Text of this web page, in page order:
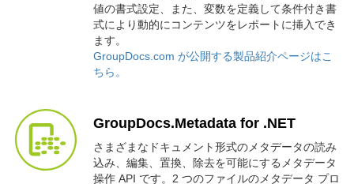
値の書式設定、また、変数を定義して条件付き書
式により動的にコンテンツをレポートに挿入でき
ます。
GroupDocs.com が公開する製品紹介ページはこ
ちら。
GroupDocs.Metadata for .NET
さまざまなドキュメント形式のメタデータの読み
込み、編集、置換、除去を可能にするメタデータ
操作 API です。2 つのファイルのメタデータ プロ